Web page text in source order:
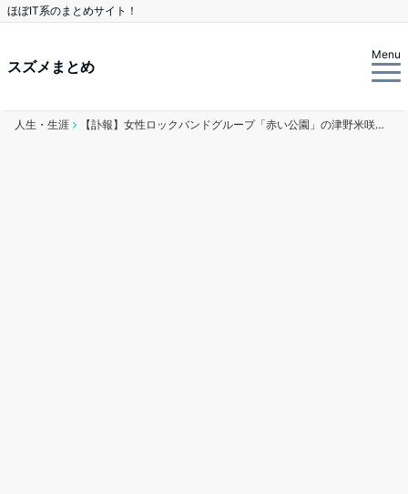
ほぼIT系のまとめサイト！
スズメまとめ
Menu
人生・生涯 【訃報】女性ロックバンドグループ「赤い公園」の津野米咲さん死去２９歳